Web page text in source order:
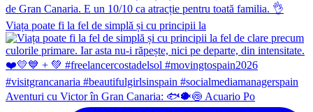
Viața poate fi la fel de simplă și cu principii la
Aventuri cu Victor în Gran Canaria: 🐟🐡🍥 Acuario Po